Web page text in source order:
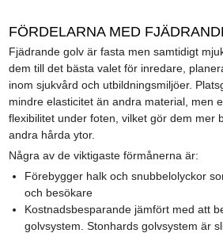
FÖRDELARNA MED
Fjädrande golv är fasta men samtidigt
dem till det bästa valet för inredare,
inom sjukvård och utbildningsmiljöer.
mindre elasticitet än andra material, men
flexibilitet under foten, vilket gör dem mer
andra hårda ytor.
Några av de viktigaste förmånerna är:
Förebygger halk och snubbelolyckor
och besökare
Kostnadsbesparande jämfört med att
golvsystem. Stonhards golvsystem är